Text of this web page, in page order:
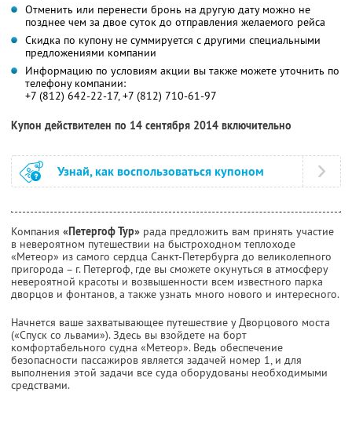
Отменить или перенести бронь на другую дату можно не
позднее чем за двое суток до отправления желаемого рейса
Скидка по купону не суммируется с другими специальными
предложениями компании
Информацию по условиям акции вы также можете уточнить по
телефону компании:
+7 (812) 642-22-17, +7 (812) 710-61-97
Купон действителен по 14 сентября 2014 включительно
Узнай, как воспользоваться купоном
Компания «Петергоф Тур» рада предложить вам принять участие
в невероятном путешествии на быстроходном теплоходе
«Метеор» из самого сердца Санкт-Петербурга до великолепного
пригорода – г. Петергоф, где вы сможете окунуться в атмосферу
невероятной красоты и возвышенности всем известного парка
дворцов и фонтанов, а также узнать много нового и интересного.
Начнется ваше захватывающее путешествие у Дворцового моста
(«Спуск со львами»). Здесь вы взойдете на борт
комфортабельного судна «Метеор». Ведь обеспечение
безопасности пассажиров является задачей номер 1, и для
выполнения этой задачи все суда оборудованы необходимыми
средствами.